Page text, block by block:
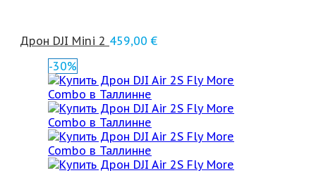
Дрон DJI Mini 2 459,00 €
-30%